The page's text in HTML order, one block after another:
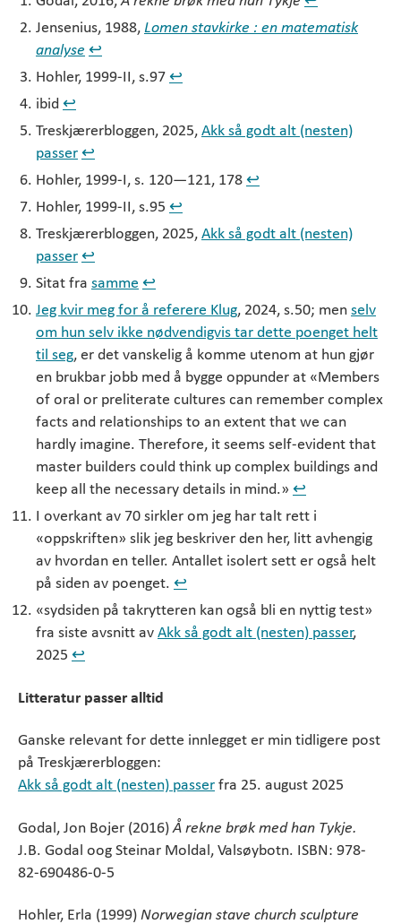
Jensenius, 1988, Lomen stavkirke : en matematisk
analyse ↩︎
Hohler, 1999-II, s.97 ↩︎
ibid ↩︎
Treskjærerbloggen, 2025, Akk så godt alt (nesten)
passer ↩︎
Hohler, 1999-I, s. 120—121, 178 ↩︎
Hohler, 1999-II, s.95 ↩︎
Treskjærerbloggen, 2025, Akk så godt alt (nesten)
passer ↩︎
Sitat fra samme ↩︎
Jeg kvir meg for å referere Klug, 2024, s.50; men selv
om hun selv ikke nødvendigvis tar dette poenget helt
til seg, er det vanskelig å komme utenom at hun gjør
en brukbar jobb med å bygge oppunder at «Members
of oral or preliterate cultures can remember complex
facts and relationships to an extent that we can
hardly imagine. Therefore, it seems self-evident that
master builders could think up complex buildings and
keep all the necessary details in mind.» ↩︎
I overkant av 70 sirkler om jeg har talt rett i
«oppskriften» slik jeg beskriver den her, litt avhengig
av hvordan en teller. Antallet isolert sett er også helt
på siden av poenget. ↩︎
«sydsiden på takrytteren kan også bli en nyttig test»
fra siste avsnitt av Akk så godt alt (nesten) passer,
2025 ↩︎
Litteratur passer alltid
Ganske relevant for dette innlegget er min tidligere post
på Treskjærerbloggen:
Akk så godt alt (nesten) passer fra 25. august 2025
Godal, Jon Bojer (2016) Å rekne brøk med han Tykje.
J.B. Godal oog Steinar Moldal, Valsøybotn. ISBN: 978-
82-690486-0-5
Hohler, Erla (1999) Norwegian stave church sculpture